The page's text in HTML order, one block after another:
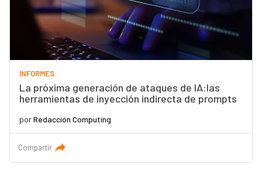
INFORMES
La próxima generación de ataques de IA:las
herramientas de inyección indirecta de prompts
porRedacción Computing
Compartir